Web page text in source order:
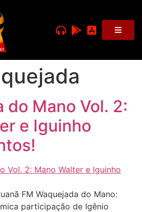
do Mano Vol. 2:
e Iguinho
FM Waquejada do Mano:
participação de Igênio